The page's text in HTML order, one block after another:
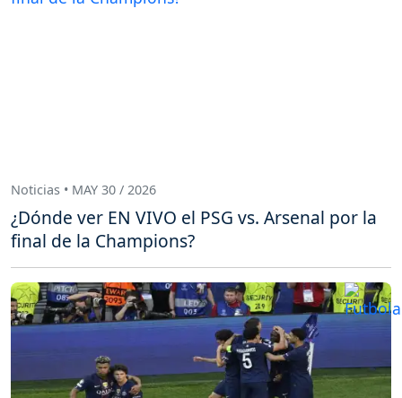
Noticias • MAY 30 / 2026
¿Dónde ver EN VIVO el PSG vs. Arsenal por la
final de la Champions?